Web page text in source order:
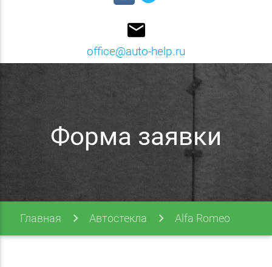
email
office@auto-help.ru
Форма заявки
Главная Автостекла Alfa Romeo